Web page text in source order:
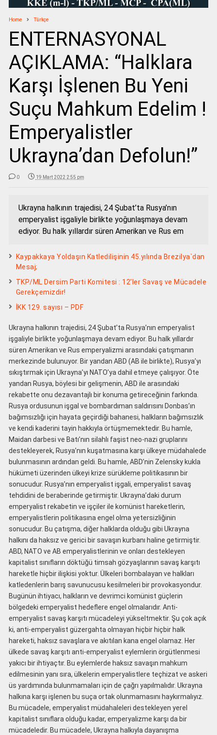
Home Türkçe
ENTERNASYONAL
AÇIKLAMA: “Halklara
Karşı İşlenen Bu Yeni
Suçu Mahkum Edelim !
Emperyalistler
Ukrayna’dan Defolun!”
0 19 Mart 2022 2:55 pm
Ukrayna halkının trajedisi, 24 Şubat’ta Rusya’nın
emperyalist işgaliyle birlikte yoğunlaşmaya devam
ediyor. Bu halk yıllardır süren Amerikan ve Rus em
Kaypakkaya Yoldaşın Katledilişinin 45.yılında Brezilya`dan
Mesaj;
TKP/ML Dersim Parti Komitesi : 12’ler Savaş ve Mücadele
Gerekçemizdir!
İKK 129. sayısı – PDF
Ukrayna halkının trajedisi, 24 Şubat’ta Rusya’nın emperyalist
işgaliyle birlikte yoğunlaşmaya devam ediyor. Bu halk yıllardır
süren Amerikan ve Rus emperyalizmi arasındaki çatışmanın
merkezinde bulunuyor. Bir yandan ABD (AB ile birlikte), Rusya’yı
sıkıştırmak için Ukrayna’yı NATO’ya dahil etmeye çalışıyor. Öte
yandan Rusya, böylesi bir gelişmenin, ABD ile arasındaki
rekabette onu dezavantajlı bir konuma getireceğinin farkında.
Rusya ordusunun işgal ve bombardıman saldırısını Donbas’ın
bağımsızlığı için hayata geçirdiği bahanesi, halkların bağımsızlık
ve kendi kaderini tayin hakkıyla örtüşmemektedir. Bu hamle,
Maidan darbesi ve Batı’nın silahlı faşist neo-nazi gruplarını
destekleyerek, Rusya’nın kuşatmasına karşı ülkeye müdahalede
bulunmasının ardından geldi. Bu hamle, ABD’nin Zelensky kukla
hükümeti üzerinden ülkeyi krize sürükleme politikasının bir
sonucudur. Rusya’nın emperyalist işgali, emperyalist savaş
tehdidini de beraberinde getirmiştir. Ukrayna’daki durum
emperyalist rekabetin ve işçiler ile komünist hareketlerin,
emperyalistlerin politikasına engel olma yetersizliğinin
sonucudur. Bu çatışma, diğer halklarda olduğu gibi Ukrayna
halkını da haksız ve gerici bir savaşın kurbanı haline getirmiştir.
ABD, NATO ve AB emperyalistlerinin ve onları destekleyen
kapitalist sınıfların döktüğü timsah gözyaşlarının savaş karşıtı
hareketle hiçbir ilişkisi yoktur. Ülkeleri bombalayan ve halkları
katledenlerin barış savunucusu kesilmeleri bir provokasyondur.
Bugünün ihtiyacı, halkların ve devrimci komünist güçlerin
bölgedeki emperyalist hedeflere engel olmalarıdır. Anti-
emperyalist savaş karşıtı mücadeleyi yükseltmektir. Şu çok açık
ki, anti-emperyalist güzergahta olmayan hiçbir hiçbir halk
hareketi, haksız savaşlara ve akıtılan kana engel olamaz. Her
ülkede savaş karşıtı anti-emperyalist eylemlerin örgütlenmesi
yakıcı bir ihtiyaçtır. Bu eylemlerde haksız savaşın mahkum
edilmesinin yanı sıra, ülkelerin emperyalistlere teçhizat ve askeri
üs yardımında bulunmamaları için de çağrı yapılmalıdır. Ukrayna
halkına karşı işlenen bu suça ortak olunmamasını haykırmalıyız.
Bu mücadele, emperyalist müdahaleleri destekleyen yerel
kapitalist sınıflara olduğu kadar, emperyalizme karşı da bir
mücadeledir. Bu mücadele, Ukrayna halkıyla dayanışma